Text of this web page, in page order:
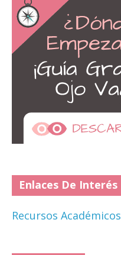
Enlaces De Interés
Recursos Académicos